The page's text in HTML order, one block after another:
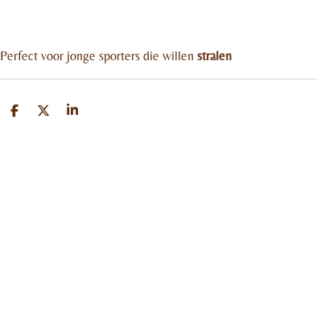
Perfect voor jonge sporters die willen stralen
D
D
S